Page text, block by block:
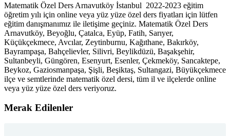
Matematik Özel Ders Arnavutköy İstanbul 2022-2023 eğitim
öğretim yılı için online veya yüz yüze özel ders fiyatları için lütfen
eğitim danışmanımız ile iletişime geçiniz. Matematik Özel Ders
Arnavutköy, Beyoğlu, Çatalca, Eyüp, Fatih, Sarıyer,
Küçükçekmece, Avcılar, Zeytinburnu, Kağıthane, Bakırköy,
Bayrampaşa, Bahçelievler, Silivri, Beylikdüzü, Başakşehir,
Sultanbeyli, Güngören, Esenyurt, Esenler, Çekmeköy, Sancaktepe,
Beykoz, Gaziosmanpaşa, Şişli, Beşiktaş, Sultangazi, Büyükçekmece
ilçe ve semtlerinde matematik özel dersi, tüm il ve ilçelerde online
veya yüz yüze özel ders veriyoruz.
Merak Edilenler